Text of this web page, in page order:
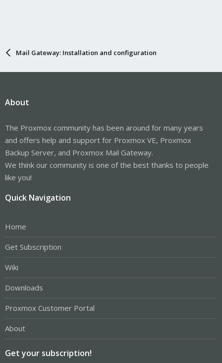
Mail Gateway: Installation and configuration
About
The Proxmox community has been around for many years
and offers help and support for Proxmox VE, Proxmox
Backup Server, and Proxmox Mail Gateway.
We think our community is one of the best thanks to people
like you!
Quick Navigation
Home
Get Subscription
Wiki
Downloads
Proxmox Customer Portal
About
Get your subscription!